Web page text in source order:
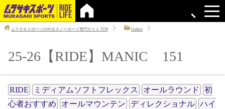
ムラサキスポーツの中古スノーボード専門サイト TOP Outlets
25-26【RIDE】MANIC 151
RIDE ミディアムソフトフレックス オールラウンド
初
心者おすすめ
オールマウンテン ディレクショナル ハイ